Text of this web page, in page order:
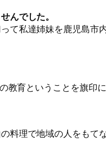
んでした。
て私達姉妹を鹿児島市
教育ということを旗印
料理で地域の人をもて